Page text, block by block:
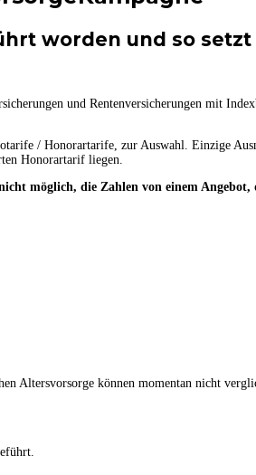
worden und so
und Rentenversicherungen mit
/ Honorartarife, zur Auswahl. Einzige
Honorartarif liegen.
möglich, die Zahlen von einem
Altersvorsorge können momentan nicht